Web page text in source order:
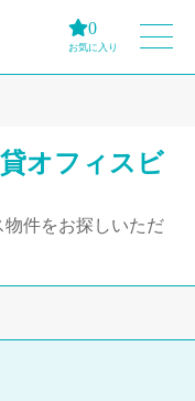
0
お気に入り
オフィスビ
件をお探しいただ